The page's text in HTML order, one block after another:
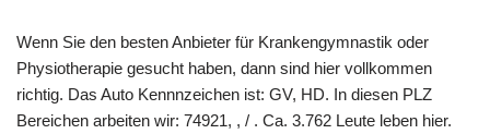
Wenn Sie den besten Anbieter für Krankengymnastik oder
Physiotherapie gesucht haben, dann sind hier vollkommen
richtig. Das Auto Kennnzeichen ist: GV, HD. In diesen PLZ
Bereichen arbeiten wir: 74921, , / . Ca. 3.762 Leute leben hier.